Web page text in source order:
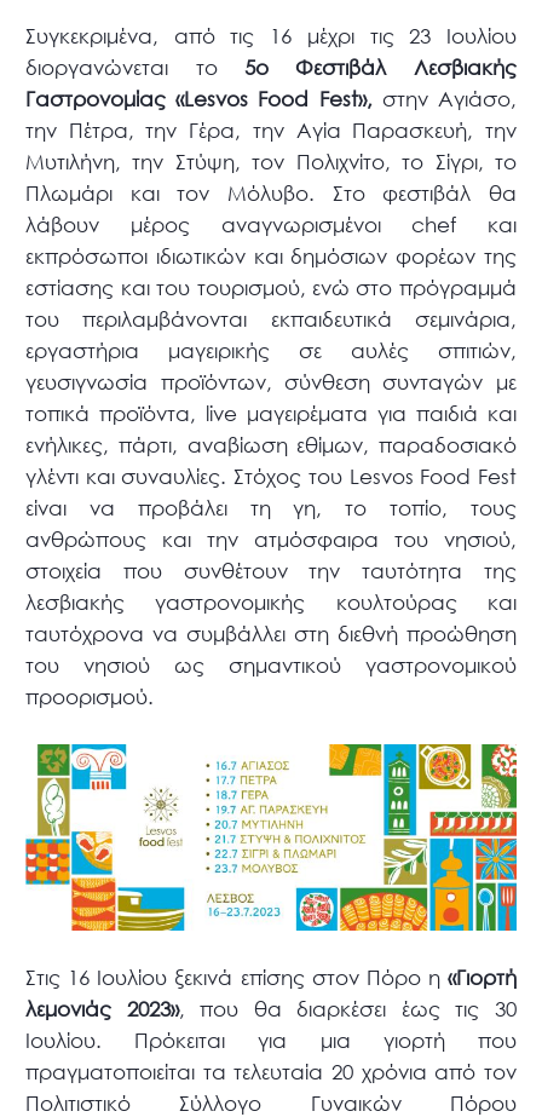
Συγκεκριμένα, από τις 16 μέχρι τις 23 Ιουλίου
διοργανώνεται το 5ο Φεστιβάλ Λεσβιακής
Γαστρονομίας «Lesvos Food Fest»,στην Αγιάσο,
την Πέτρα, την Γέρα, την Αγία Παρασκευή, την
Μυτιλήνη, την Στύψη, τον Πολιχνίτο, το Σίγρι, το
Πλωμάρι και τον Μόλυβο. Στο φεστιβάλ θα
λάβουν μέρος αναγνωρισμένοι chef και
εκπρόσωποι ιδιωτικών και δημόσιων φορέων της
εστίασης και του τουρισμού, ενώ στο πρόγραμμά
του περιλαμβάνονται εκπαιδευτικά σεμινάρια,
εργαστήρια μαγειρικής σε αυλές σπιτιών,
γευσιγνωσία προϊόντων, σύνθεση συνταγών με
τοπικά προϊόντα, live μαγειρέματα για παιδιά και
ενήλικες, πάρτι, αναβίωση εθίμων, παραδοσιακό
γλέντι και συναυλίες. Στόχος του Lesvos Food Fest
είναι να προβάλει τη γη, το τοπίο, τους
ανθρώπους και την ατμόσφαιρα του νησιού,
στοιχεία που συνθέτουν την ταυτότητα της
λεσβιακής γαστρονομικής κουλτούρας και
ταυτόχρονα να συμβάλλει στη διεθνή προώθηση
του νησιού ως σημαντικού γαστρονομικού
προορισμού.
Στις 16 Ιουλίου ξεκινά επίσης στον Πόρο η «Γιορτή
λεμονιάς 2023», που θα διαρκέσει έως τις 30
Ιουλίου. Πρόκειται για μια γιορτή που
πραγματοποιείται τα τελευταία 20 χρόνια από τον
Πολιτιστικό Σύλλογο Γυναικών Πόρου